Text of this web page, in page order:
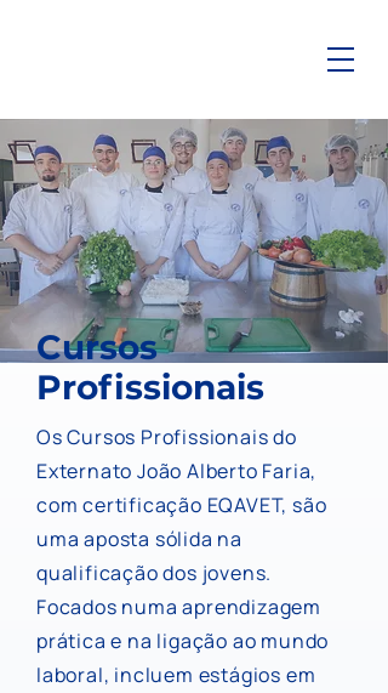
Cursos
Profissionais
Os Cursos Profissionais do
Externato João Alberto Faria,
com certificação EQAVET, são
uma aposta sólida na
qualificação dos jovens.
Focados numa aprendizagem
prática e na ligação ao mundo
laboral, incluem estágios em